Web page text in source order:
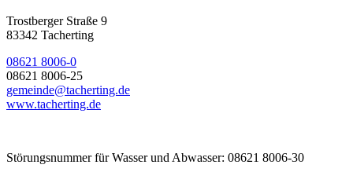
Trostberger Straße 9
83342 Tacherting
08621 8006-0
08621 8006-25
gemeinde@tacherting.de
www.tacherting.de
Störungsnummer für Wasser und Abwasser: 08621 8006-30